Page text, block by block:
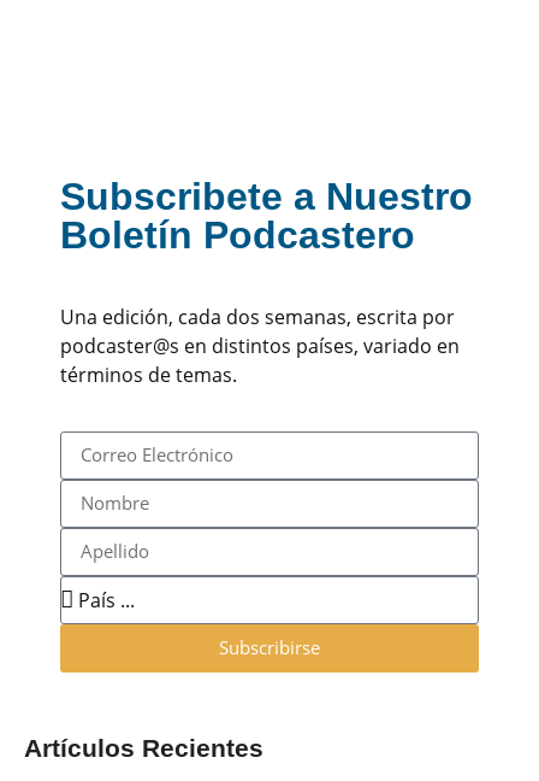
Subscribete a Nuestro
Boletín Podcastero
Una edición, cada dos semanas, escrita por
podcaster@s en distintos países, variado en
términos de temas.
Subscribirse
Artículos Recientes